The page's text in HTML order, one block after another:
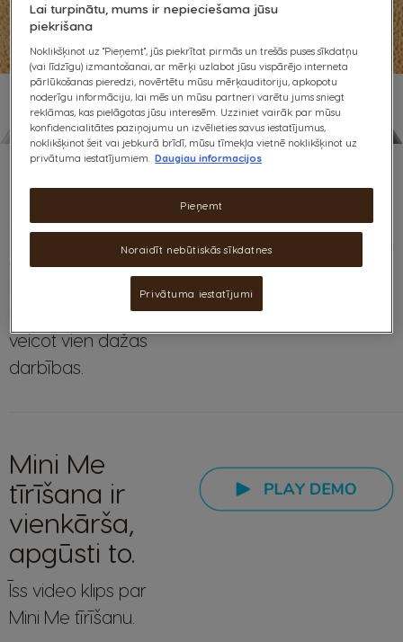
Video
Sāksim
Šajā īsajā video
veicot vien dažas
darbības.
Mini Me
tīrīšana ir
vienkārša,
apgūsti to.
Īss video klips par
Mini Me tīrīšanu.
Lai turpinātu, mums ir nepieciešama jūsu
piekrišana
Noklikšķinot uz "Pieņemt", jūs piekrītat pirmās un trešās puses sīkdatņu
(vai līdzīgu) izmantošanai, ar mērķi uzlabot jūsu vispārējo interneta
pārlūkošanas pieredzi, novērtētu mūsu mērķauditoriju, apkopotu
noderīgu informāciju, lai mēs un mūsu partneri varētu jums sniegt
reklāmas, kas pielāgotas jūsu interesēm. Uzziniet vairāk par mūsu
konfidencialitātes paziņojumu un izvēlieties savus iestatījumus,
noklikšķinot šeit vai jebkurā brīdī, mūsu tīmekļa vietnē noklikšķinot uz
privātuma iestatījumiem.
Daugiau informacijos
Noraidīt nebūtiskās sīkdatnes
Pieņemt
Privātuma iestatījumi